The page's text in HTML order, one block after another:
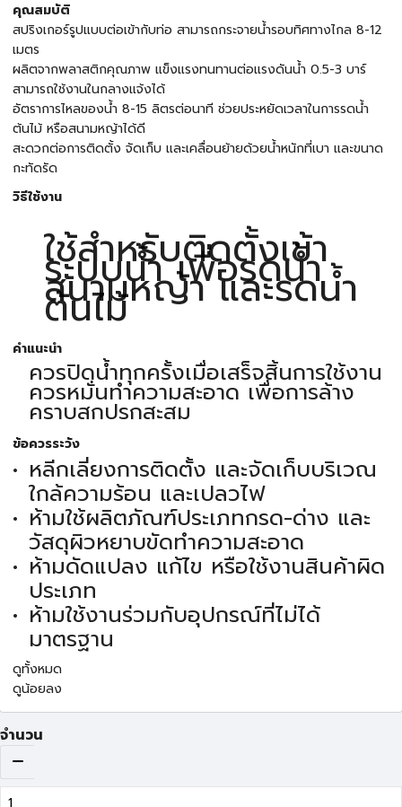
คุณสมบัติ
สปริงเกอร์รูปแบบต่อเข้ากับท่อ สามารถกระจายน้ำรอบทิศทางไกล 8-12
เมตร
ผลิตจากพลาสติกคุณภาพ แข็งแรงทนทานต่อแรงดันน้ำ 0.5-3 บาร์
สามารถใช้งานในกลางแจ้งได้
อัตราการไหลของน้ำ 8-15 ลิตรต่อนาที ช่วยประหยัดเวลาในการรดน้ำ
ต้นไม้ หรือสนามหญ้าได้ดี
สะดวกต่อการติดตั้ง จัดเก็บ และเคลื่อนย้ายด้วยน้ำหนักที่เบา และขนาด
กะทัดรัด
วิธีใช้งาน
ใช้สำหรับติดตั้งเข้า
ระบบน้ำ เพื่อรดน้ำ
สนามหญ้า และรดน้ำ
ต้นไม้
คำแนะนำ
ควรปิดน้ำทุกครั้งเมื่อเสร็จสิ้นการใช้งาน
ควรหมั่นทำความสะอาด เพื่อการล้าง
คราบสกปรกสะสม
ข้อควรระวัง
หลีกเลี่ยงการติดตั้ง และจัดเก็บบริเวณ
ใกล้ความร้อน และเปลวไฟ
ห้ามใช้ผลิตภัณฑ์ประเภทกรด-ด่าง และ
วัสดุผิวหยาบขัดทำความสะอาด
ห้ามดัดแปลง แก้ไข หรือใช้งานสินค้าผิด
ประเภท
ห้ามใช้งานร่วมกับอุปกรณ์ที่ไม่ได้
มาตรฐาน
ดูทั้งหมด
ดูน้อยลง
จำนวน